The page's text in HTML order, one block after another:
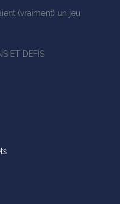
(vraiment) un jeu
ET DEFIS